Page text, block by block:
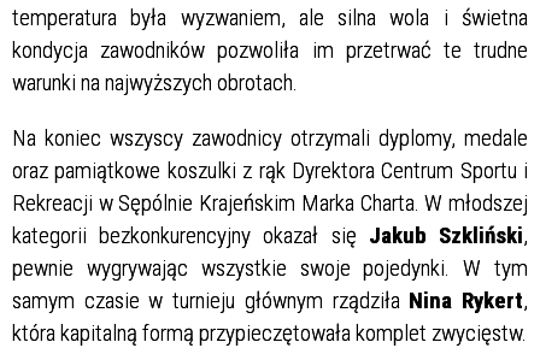
temperatura była wyzwaniem, ale silna wola i świetna
kondycja zawodników pozwoliła im przetrwać te trudne
warunki na najwyższych obrotach.
Na koniec wszyscy zawodnicy otrzymali dyplomy, medale
oraz pamiątkowe koszulki z rąk Dyrektora Centrum Sportu i
Rekreacji w Sępólnie Krajeńskim Marka Charta. W młodszej
kategorii bezkonkurencyjny okazał się Jakub Szkliński,
pewnie wygrywając wszystkie swoje pojedynki. W tym
samym czasie w turnieju głównym rządziła Nina Rykert,
która kapitalną formą przypieczętowała komplet zwycięstw.